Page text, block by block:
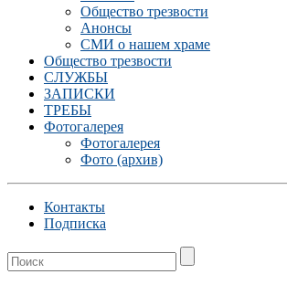
Общество трезвости
Анонсы
СМИ о нашем храме
Общество трезвости
СЛУЖБЫ
ЗАПИСКИ
ТРЕБЫ
Фотогалерея
Фотогалерея
Фото (архив)
Контакты
Подписка